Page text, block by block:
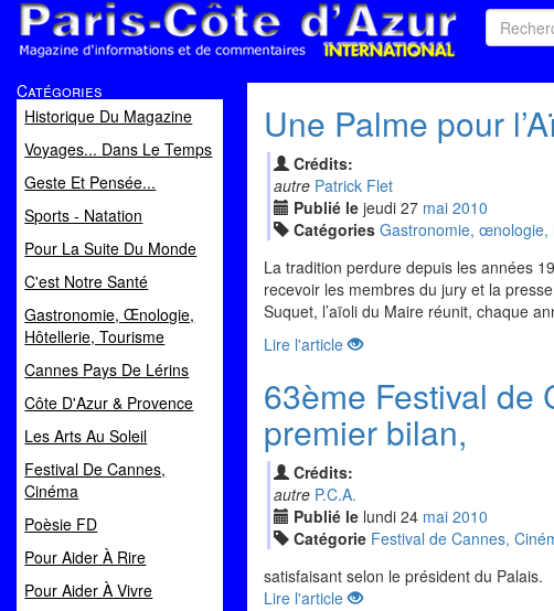
Magazine d'informations et de commentaires
Catégories
Historique Du Magazine
Voyages... Dans Le Temps
Geste Et Pensée...
Sports - Natation
Pour La Suite Du Monde
C'est Notre Santé
Gastronomie, Œnologie,
Hôtellerie, Tourisme
Cannes Pays De Lérins
Côte D'Azur & Provence
Les Arts Au Soleil
Festival De Cannes,
Cinéma
Poèsie FD
Pour Aider À Rire
Pour Aider À Vivre
Une Palme pour
Crédits:
autre Patrick Flet
Publié le jeudi 27 mai 2010
Catégories Gastronomie, œnologie,
La tradition perdure depuis les années
recevoir les membres du jury et la
Suquet, l’aïoli du Maire réunit, chaque
Lire l'article
63ème Festival de
premier bilan,
Crédits:
autre P.C.A.
Publié le lundi 24 mai 2010
Catégorie Festival de Cannes,
satisfaisant selon le président du Palais.
Lire l'article